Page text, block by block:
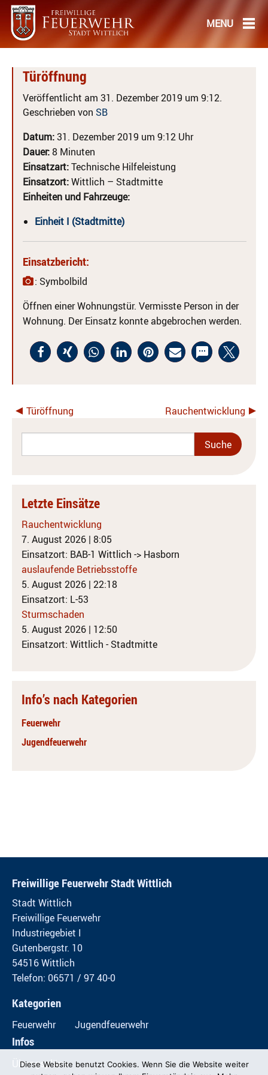
Türöffnung
Veröffentlicht am 31. Dezember 2019 um 9:12.
Geschrieben von SB
Datum:31. Dezember 2019 um 9:12 Uhr
Dauer:8 Minuten
Einsatzart:Technische Hilfeleistung
Einsatzort:Wittlich – Stadtmitte
Einheiten und Fahrzeuge:
Einheit I (Stadtmitte)
Einsatzbericht:
: Symbolbild
Öffnen einer Wohnungstür. Vermisste Person in der
Wohnung. Der Einsatz konnte abgebrochen werden.
Türöffnung Rauchentwicklung
Letzte Einsätze
Rauchentwicklung
7. August 2026 | 8:05
Einsatzort: BAB-1 Wittlich -> Hasborn
auslaufende Betriebsstoffe
5. August 2026 | 22:18
Einsatzort: L-53
Sturmschaden
5. August 2026 | 12:50
Einsatzort: Wittlich - Stadtmitte
Info’s nach Kategorien
Feuerwehr
Jugendfeuerwehr
Freiwillige Feuerwehr Stadt Wittlich
Stadt Wittlich
Freiwillige Feuerwehr
Industriegebiet I
Gutenbergstr. 10
54516 Wittlich
Telefon: 06571 / 97 40-0
Kategorien
Feuerwehr Jugendfeuerwehr
Infos
Übungspläne
Diese Website benutzt Cookies. Wenn Sie die Website weiter